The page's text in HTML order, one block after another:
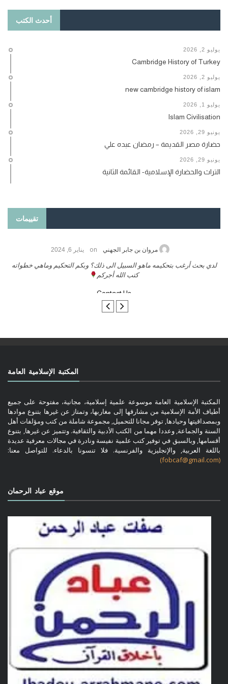
أحدث الكتب
يوليو 2, 2026
Cambridge History of Turkey
يوليو 2, 2026
new cambridge history of islam
يوليو 1, 2026
Islam Civilisation
يونيو 29, 2026
حضارة مصر القديمة – رمضان عبده علي
يونيو 29, 2026
التراث والحضارة الإسلامية- القائمة الثانية
تقييمات
مروان بن جابر الجهني on يناير 6, 2024
لدي بحث أرغب بتحكيمه ماهو السبيل الى ذلك؟ وبكم التحكيم وماهي خطواته
كتب الله أجركم
Contact Us
المكتبة الإسلامية العامة
المكتبة الإسلامية العامة موسوعة علمية إسلامية، مجانية، مفتوحة على جميع
أطياف الأمة الإسلامية من مشارقها إلى مغاربها، وتمتاز عن غيرها بتنوع موادها
وبمصداقيتها وحيادها, توفر مجانا للتحميل, مجموعة شاملة من كتب ومؤلفات أهل
السنة والجماعة, وعددا مهما من الكتب الأدبية والثقافية. وتتميز عن غيرها, بتنوع
أقسامها, وبالسبق في توفير كتب علمية نفيسة ونادرة في مجالات معرفية عديدة
باللغة العربية, والإنجليزية والفرنسية. فلا تنسونا بالدعاء. للتواصل معنا:
(fobcaf@gmail.com)
موقع عباد الرحمان